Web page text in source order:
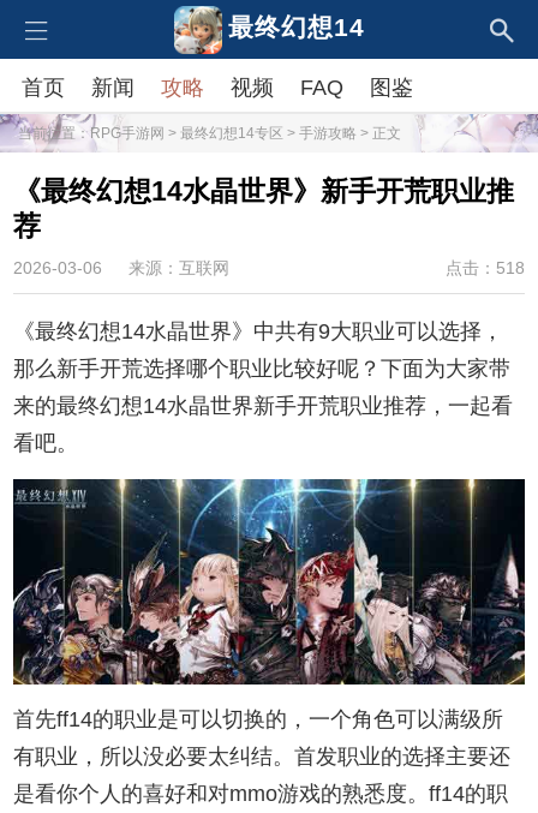
最终幻想14
首页 新闻 攻略 视频 FAQ 图鉴
当前位置：RPG手游网 > 最终幻想14专区 > 手游攻略 > 正文
《最终幻想14水晶世界》新手开荒职业推
荐
2026-03-06 来源：互联网 点击：518
《最终幻想14水晶世界》中共有9大职业可以选择，
那么新手开荒选择哪个职业比较好呢？下面为大家带
来的最终幻想14水晶世界新手开荒职业推荐，一起看
看吧。
首先ff14的职业是可以切换的，一个角色可以满级所
有职业，所以没必要太纠结。首发职业的选择主要还
是看你个人的喜好和对mmo游戏的熟悉度。ff14的职